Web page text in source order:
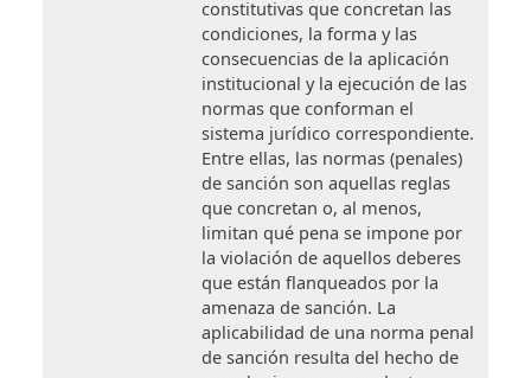
constitutivas que concretan las
condiciones, la forma y las
consecuencias de la aplicación
institucional y la ejecución de las
normas que conforman el
sistema jurídico correspondiente.
Entre ellas, las normas (penales)
de sanción son aquellas reglas
que concretan o, al menos,
limitan qué pena se impone por
la violación de aquellos deberes
que están flanqueados por la
amenaza de sanción. La
aplicabilidad de una norma penal
de sanción resulta del hecho de